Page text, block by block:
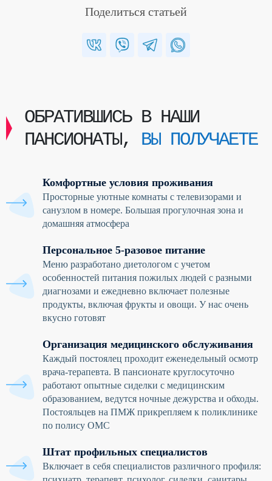
Поделиться статьей
ОБРАТИВШИСЬ В НАШИ
ПАНСИОНАТЫ, ВЫ ПОЛУЧАЕТЕ
Комфортные условия проживания
Просторные уютные комнаты с телевизорами и
санузлом в номере. Большая прогулочная зона и
домашняя атмосфера
Персональное 5-разовое питание
Меню разработано диетологом с учетом
особенностей питания пожилых людей с разными
диагнозами и ежедневно включает полезные
продукты, включая фрукты и овощи. У нас очень
вкусно готовят
Организация медицинского обслуживания
Каждый постоялец проходит еженедельный осмотр
врача-терапевта. В пансионате круглосуточно
работают опытные сиделки с медицинским
образованием, ведутся ночные дежурства и обходы.
Постояльцев на ПМЖ прикрепляем к поликлинике
по полису ОМС
Штат профильных специалистов
Включает в себя специалистов различного профиля: